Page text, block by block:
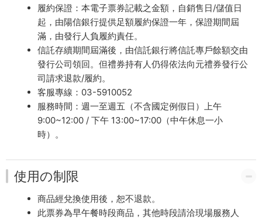
履約保證：本電子票券記載之金額，自銷售日/儲值日
起，由陽信銀行提供足額履約保證一年，保證期間屆
滿，由發行人負履約責任。
信託存續期間屆滿後，由信託銀行將信託專戶餘額交由
發行公司領回。但禮券持有人仍得依法向元禮券發行公
司請求退款/履約。
客服專線：03-5910052
服務時間：週一至週五（不含國定例假日）上午
9:00~12:00 / 下午 13:00~17:00（中午休息一小
時）。
使用の制限
商品經兌換使用後，恕不退款。
此票券為早午餐時段商品，其他時段請洽現場服務人